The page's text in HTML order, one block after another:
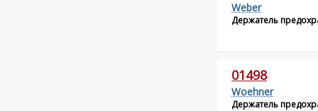
Weber
Держатель
01498
Woehner
Держатель